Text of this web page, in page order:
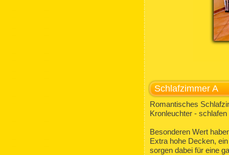
Schlafzimmer A
Romantisches
Kronleuchter -
Besonderen Wert
Extra hohe Decken,
sorgen dabei für eine